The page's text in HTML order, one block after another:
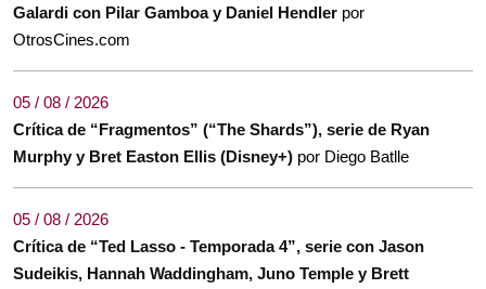
Galardi con Pilar Gamboa y Daniel Hendler por
OtrosCines.com
05 / 08 / 2026
Crítica de “Fragmentos” (“The Shards”), serie de Ryan
Murphy y Bret Easton Ellis (Disney+) por Diego Batlle
05 / 08 / 2026
Crítica de “Ted Lasso - Temporada 4”, serie con Jason
Sudeikis, Hannah Waddingham, Juno Temple y Brett